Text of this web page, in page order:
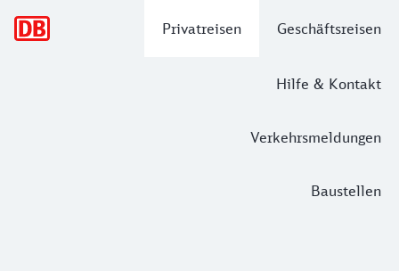
Privatreisen Geschäftsreisen
Hilfe & Kontakt
Verkehrsmeldungen
Baustellen